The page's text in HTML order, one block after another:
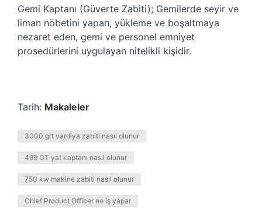
Gemi Kaptanı (Güverte Zabiti); Gemilerde seyir ve
liman nöbetini yapan, yükleme ve boşaltmaya
nezaret eden, gemi ve personel emniyet
prosedürlerini uygulayan nitelikli kişidir.
Tarih: Makaleler
3000 grt vardiya zabiti nasıl olunur
499 GT yat kaptanı nasıl olunur
750 kw makine zabiti nasıl olunur
Chief Product Officer ne iş yapar